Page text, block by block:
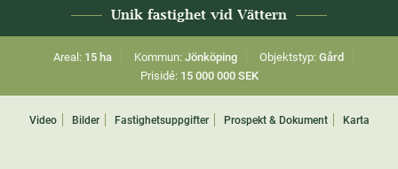
Unik fastighet vid Vättern
Areal: 15 ha Kommun: Jönköping Objektstyp: Gård
Prisidé: 15 000 000 SEK
Video Bilder Fastighetsuppgifter Prospekt & Dokument Karta